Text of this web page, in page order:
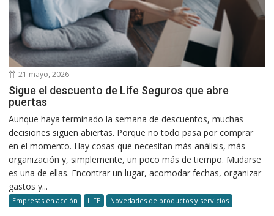
21 mayo, 2026
Sigue el descuento de Life Seguros que abre
puertas
Aunque haya terminado la semana de descuentos, muchas
decisiones siguen abiertas. Porque no todo pasa por comprar
en el momento. Hay cosas que necesitan más análisis, más
organización y, simplemente, un poco más de tiempo. Mudarse
es una de ellas. Encontrar un lugar, acomodar fechas, organizar
gastos y...
Empresas en acción LIFE Novedades de productos y servicios